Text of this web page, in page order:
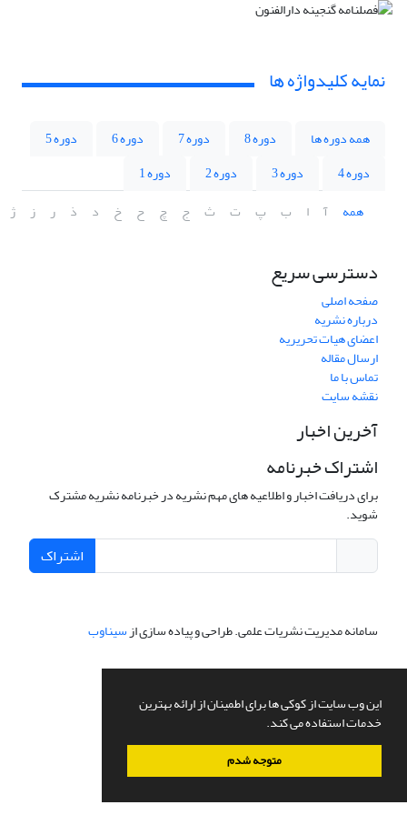
این وب سایت از کوکی ها برای اطمینان از ارائه بهترین
خدمات استفاده می کند.
متوجه شدم
نمایه کلیدواژه ها
همه دوره ها دوره 8 دوره 7 دوره 6
دوره 5
دوره 4
دوره 3 دوره 2
دوره 1
همه
آ ا ب پ ت ث ج چ ح خ د ذ ر ز ژ
دسترسی سریع
صفحه اصلی
درباره نشریه
اعضای هیات تحریریه
ارسال مقاله
تماس با ما
نقشه سایت
آخرین اخبار
اشتراک خبرنامه
برای دریافت اخبار و اطلاعیه های مهم نشریه در خبرنامه نشریه مشترک
شوید.
اشتراک
سامانه مدیریت نشریات علمی.طراحی و پیاده سازی ازسیناوب